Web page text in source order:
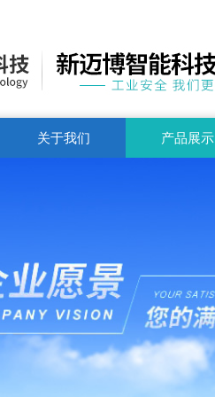
关于我们 产品展示